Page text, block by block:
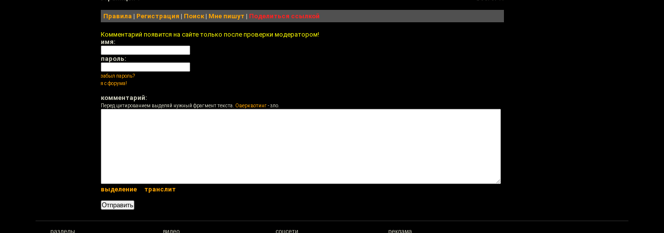
Правила | Регистрация | Поиск| Мне пишут | Поделиться ссылкой
Комментарий появится на сайте только после проверки модератором!
имя:
пароль:
забыл пароль?
я с форума!
комментарий:
Перед цитированием выделяй нужный фрагмент текста. Оверквотинг- зло.
выделение транслит
разделы видео соцсети реклама